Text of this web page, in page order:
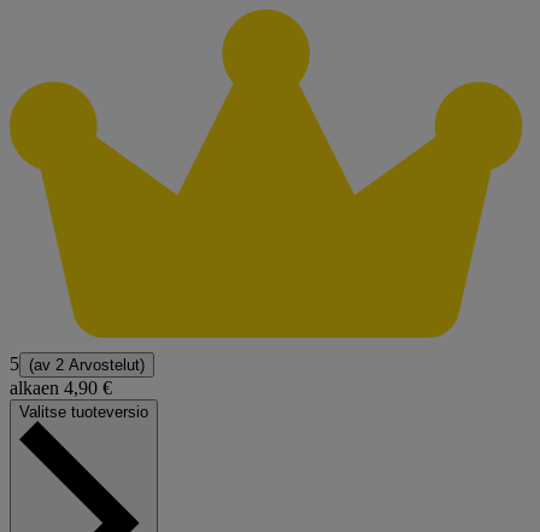
5 (av 2 Arvostelut)
alkaen 4,90 €
Valitse tuoteversio